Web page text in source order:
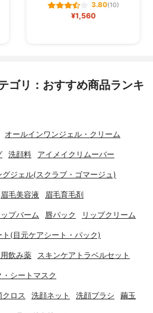
3.80(10)
¥1,560
ゴリ：おすすめ商品ランキ
オールインワンジェル・クリーム
洗顔料 アイメイクリムーバー
グジェル(スクラブ・ゴマージュ)
眉毛美容液 眉毛育毛剤
ップバーム 唇パック リップクリーム
ト(目元ケアシート・パック)
飲み薬 スキンケアトラベルセット
シートマスク
クロス 洗顔ネット 洗顔ブラシ 繭玉